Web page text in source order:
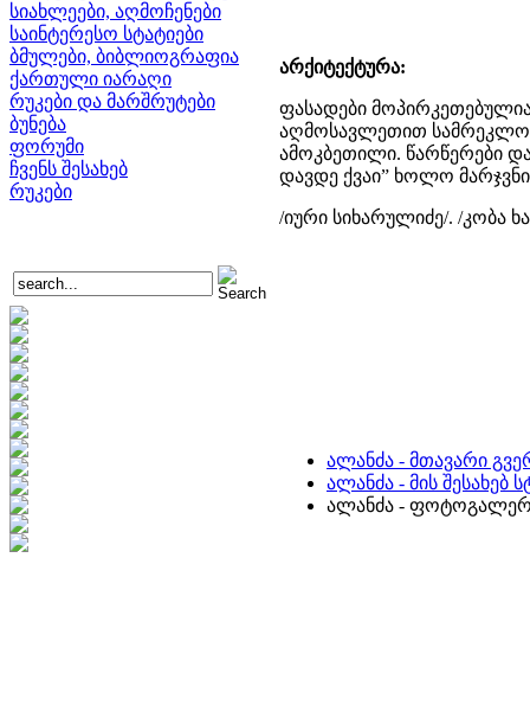
სიახლეები, აღმოჩენები
საინტერესო სტატიები
ბმულები, ბიბლიოგრაფია
ქართული იარაღი
რუკები და მარშრუტები
ბუნება
ფორუმი
ჩვენს შესახებ
რუკები
არქიტექტურა:
ფასადები
აღმოსავლეთით
ამოკბეთილი. წარწერები
დავდე ქვაი” ხოლო
/იური სიხარულიძე/. /კობა
ალანძა - მთავარი
ალანძა - მის შესახებ
ალანძა -